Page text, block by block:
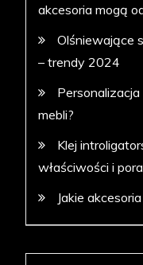
akcesoria mogą
Olśniewające
– trendy 2024
mebli?
Klej
właściwości i
Jakie